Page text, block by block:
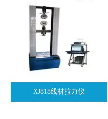
XJ818线材拉力仪